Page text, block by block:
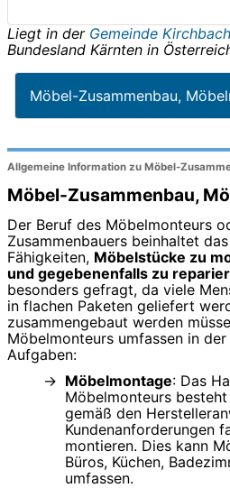
Liegt in der Gemeinde Kirchbach
Bundesland Kärnten in
Möbel-Zusammenbau,
Allgemeine Information zu Möbel-
Möbel-Zusammenbau,
Der Beruf des Möbelmonteurs
Zusammenbauers beinhaltet
Fähigkeiten, Möbelstücke zu
und gegebenenfalls zu
besonders gefragt, da viele
in flachen Paketen geliefert
zusammengebaut werden
Möbelmonteurs umfassen in
Aufgaben:
Möbelmontage: Das
Möbelmonteurs
gemäß den
Kundenanforderungen
montieren. Dies kann
Büros, Küchen,
umfassen.